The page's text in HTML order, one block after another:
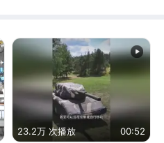
23.2万 次播放 00:52